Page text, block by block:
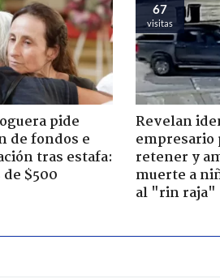
pide
de fondos e
tras estafa:
$500
67
visitas
Revelan
empresario
retener y
muerte a
al "rin raja"